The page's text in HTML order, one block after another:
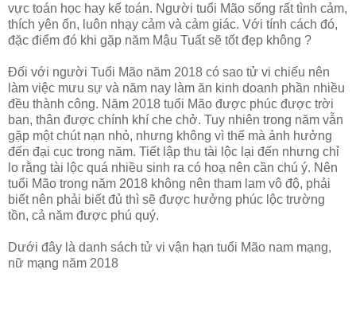
vực toán học hay kế toán. Người tuổi Mão sống rất tình cảm,
thích yên ổn, luôn nhạy cảm và cảm giác. Với tính cách đó,
đặc điểm đó khi gặp năm Mậu Tuất sẽ tốt đẹp không ?
Đối với người Tuổi Mão năm 2018 có sao tử vi chiếu nên
làm việc mưu sự và năm nay làm ăn kinh doanh phần nhiều
đều thành công. Năm 2018 tuổi Mão được phúc được trời
ban, thân được chính khí che chở. Tuy nhiên trong năm vẫn
gặp một chút nạn nhỏ, nhưng không vì thế mà ảnh hưởng
đến đại cục trong năm. Tiết lập thu tài lộc lại đến nhưng chỉ
lo rằng tài lộc quá nhiều sinh ra có hoạ nên cần chú ý. Nên
tuổi Mão trong năm 2018 không nên tham lam vô độ, phải
biết nên phải biết đủ thì sẽ được hưởng phúc lộc trường
tồn, cả năm được phú quý.
Dưới đây là danh sách tử vi vận hạn tuổi Mão nam mạng,
nữ mạng năm 2018